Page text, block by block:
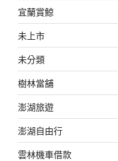
宜蘭賞鯨
未上市
未分類
樹林當舖
澎湖旅遊
澎湖自由行
雲林機車借款